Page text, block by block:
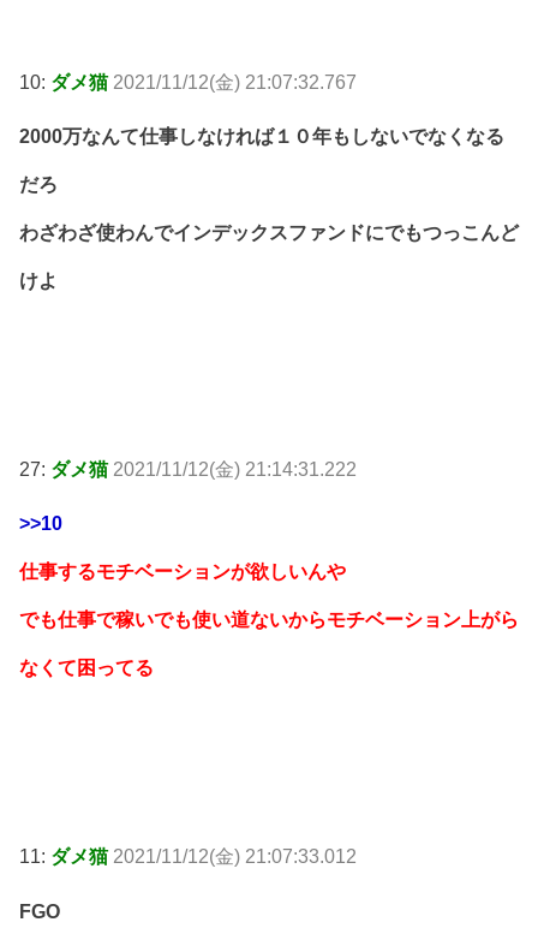
10: ダメ猫 2021/11/12(金) 21:07:32.767
2000万なんて仕事しなければ１０年もしないでなくなる
だろ
わざわざ使わんでインデックスファンドにでもつっこんど
けよ
27: ダメ猫 2021/11/12(金) 21:14:31.222
>>10
仕事するモチベーションが欲しいんや
でも仕事で稼いでも使い道ないからモチベーション上がら
なくて困ってる
11: ダメ猫 2021/11/12(金) 21:07:33.012
FGO